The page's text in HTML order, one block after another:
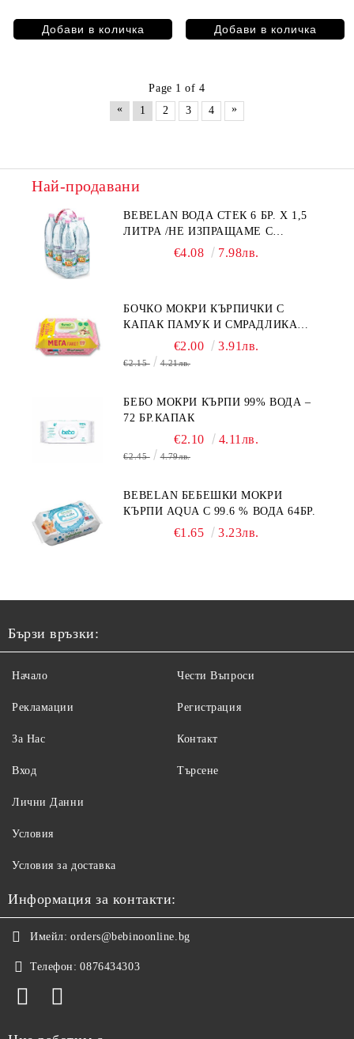
Page 1 of 4
«
1 2 3 4 »
Най-продавани
BEBELAN ВОДА СТЕК 6 БР. Х 1,5
ЛИТРА /НЕ ИЗПРАЩАМЕ С
€4.08 7.98лв.
БОЧКО МОКРИ КЪРПИЧКИ С
КАПАК ПАМУК И СМРАДЛИКА
€2.00 3.91лв.
€2.15 4.21лв.
БЕБО МОКРИ КЪРПИ 99% ВОДА –
72 БР.КАПАК
€2.10 4.11лв.
€2.45 4.79лв.
BEBELAN БЕБЕШКИ МОКРИ
КЪРПИ AQUA С 99.6 % ВОДА 64БР.
€1.65 3.23лв.
Бързи връзки:
Начало
Рекламации
За Нас
Вход
Чести Въпроси
Регистрация
Контакт
Търсене
Лични Данни
Условия
Условия за доставка
Информация за контакти:
Имейл: orders@bebinoonline.bg
Телефон: 0876434303